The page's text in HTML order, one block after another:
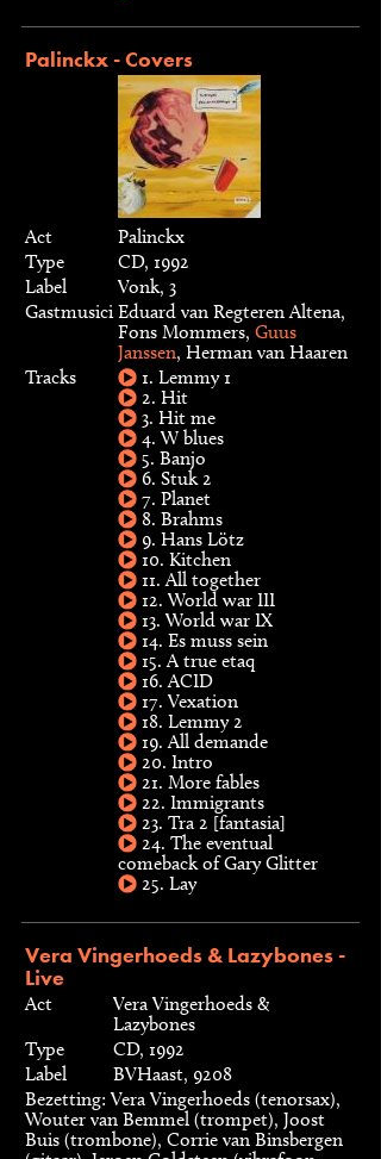
Palinckx - Covers
Act
Palinckx
Type
CD, 1992
Label
Vonk, 3
Gastmusici Eduard van Regteren Altena,
Fons Mommers, Guus
Janssen, Herman van Haaren
Tracks
1. Lemmy 1
2. Hit
3. Hit me
4. W blues
5. Banjo
6. Stuk 2
7. Planet
8. Brahms
9. Hans Lötz
10. Kitchen
11. All together
12. World war III
13. World war IX
14. Es muss sein
15. A true etaq
16. ACID
17. Vexation
18. Lemmy 2
19. All demande
20. Intro
21. More fables
22. Immigrants
23. Tra 2 [fantasia]
24. The eventual
comeback of Gary Glitter
25. Lay
Vera Vingerhoeds & Lazybones -
Live
Act
Vera Vingerhoeds &
Lazybones
Type
CD, 1992
Label
BVHaast, 9208
Bezetting: Vera Vingerhoeds (tenorsax),
Wouter van Bemmel (trompet), Joost
Buis (trombone), Corrie van Binsbergen